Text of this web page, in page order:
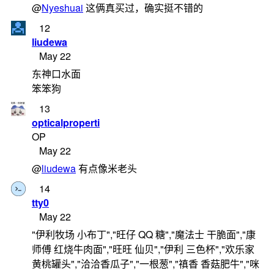
@Nyeshuai 这俩真买过，确实挺不错的
12
liudewa
May 22
东神口水面
笨笨狗
13
opticalproperti
OP
May 22
@liudewa有点像米老头
14
tty0
May 22
"伊利牧场 小布丁","旺仔 QQ 糖","魔法士 干脆面","康
师傅 红烧牛肉面","旺旺 仙贝","伊利 三色杯","欢乐家
黄桃罐头","洽洽香瓜子","一根葱","禛香 香菇肥牛","咪